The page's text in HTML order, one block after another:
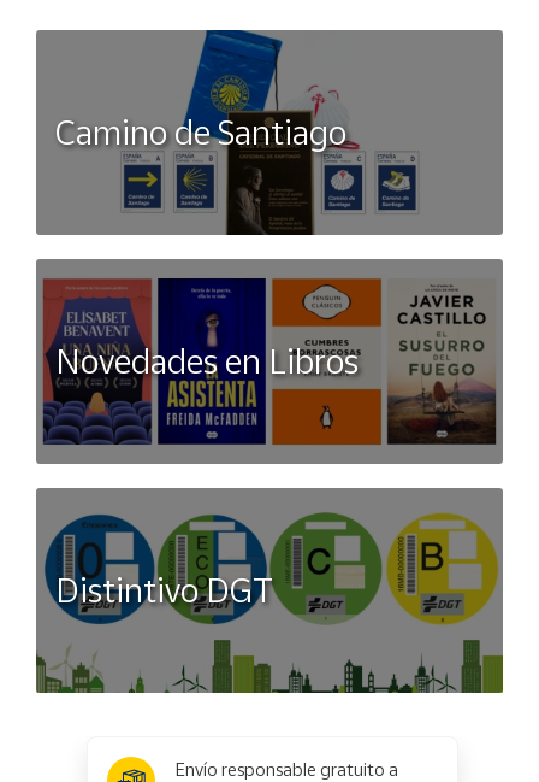
Camino de Santiago
Novedades en Libros
Distintivo DGT
Envío responsable gratuito a